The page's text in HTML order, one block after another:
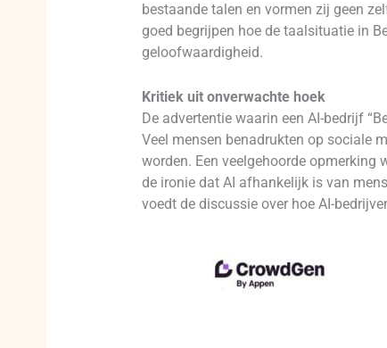
bestaande talen en vormen zij geen
goed begrijpen hoe de taalsituatie in
geloofwaardigheid.
Kritiek uit onverwachte hoek
De advertentie waarin een AI-bedrijf
Veel mensen benadrukten op sociale
worden. Een veelgehoorde opmerking
de ironie dat AI afhankelijk is van
voedt de discussie over hoe AI-